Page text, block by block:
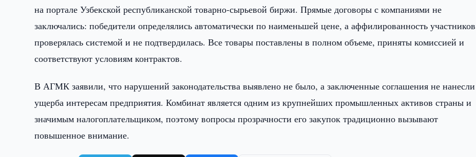
на портале Узбекской республиканской товарно-сырьевой биржи. Прямые договоры с компаниями не
заключались: победители определялись автоматически по наименьшей цене, а аффилированность участников
проверялась системой и не подтвердилась. Все товары поставлены в полном объеме, приняты комиссией и
соответствуют условиям контрактов.
В АГМК заявили, что нарушений законодательства выявлено не было, а заключенные соглашения не нанесли
ущерба интересам предприятия. Комбинат является одним из крупнейших промышленных активов страны и
значимым налогоплательщиком, поэтому вопросы прозрачности его закупок традиционно вызывают
повышенное внимание.